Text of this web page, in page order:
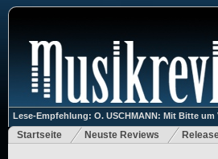
Lese-Empfehlung: O. USCHMANN: Mit Bitte
Startseite Neuste Reviews